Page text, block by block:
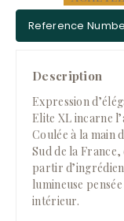
Reference
Description
Expression
Elite XL incarne
Coulée à la main
Sud de la
partir
lumineuse
intérieur.